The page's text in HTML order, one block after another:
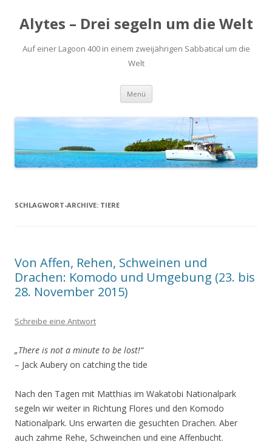
Alytes – Drei segeln um die Welt
Auf einer Lagoon 400 in einem zweijährigen Sabbatical um die
Welt
Menü Zum
springen
SCHLAGWORT-ARCHIVE: TIERE
Von Affen, Rehen, Schweinen und
Drachen: Komodo und Umgebung (23. bis
28. November 2015)
Schreibe eine Antwort
„There is not a minute to be lost!“
– Jack Aubery on catching the tide
Nach den Tagen mit Matthias im Wakatobi Nationalpark
segeln wir weiter in Richtung Flores und den Komodo
Nationalpark. Uns erwarten die gesuchten Drachen. Aber
auch zahme Rehe, Schweinchen und eine Affenbucht.